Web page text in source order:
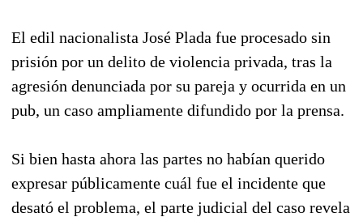
El edil nacionalista José Plada fue procesado sin
prisión por un delito de violencia privada, tras la
agresión denunciada por su pareja y ocurrida en un
pub, un caso ampliamente difundido por la prensa.
Si bien hasta ahora las partes no habían querido
expresar públicamente cuál fue el incidente que
desató el problema, el parte judicial del caso revela